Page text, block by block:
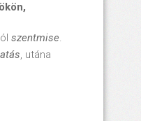
szentmise.
, utána